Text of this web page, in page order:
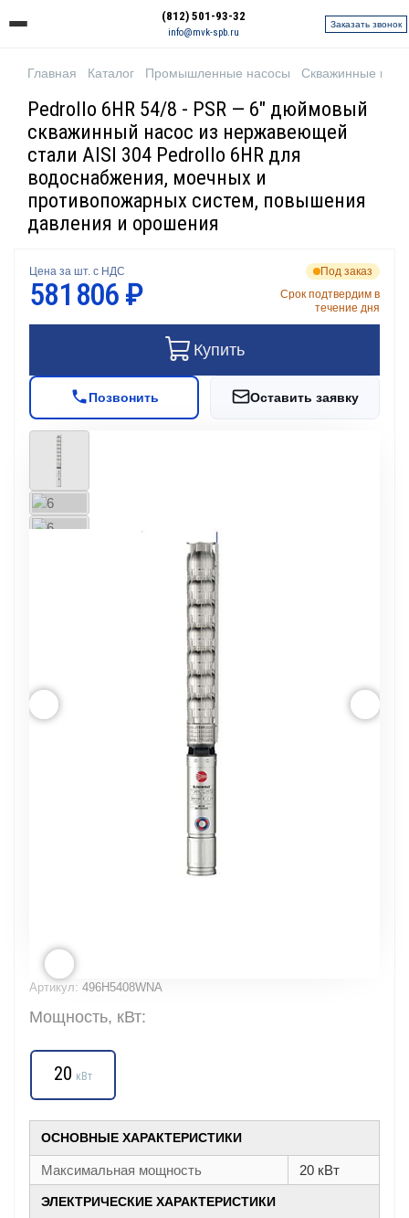
(812) 501-93-32
info@mvk-spb.ru
Заказать звонок
Главная Каталог Промышленные насосы Скважинные
Pedrollo 6HR 54/8 - PSR — 6" дюймовый
скважинный насос из нержавеющей
стали AISI 304 Pedrollo 6HR для
водоснабжения, моечных и
противопожарных систем, повышения
давления и орошения
Артикул: 496H5408WNA
Мощность, кВт:
20 кВт
ОСНОВНЫЕ ХАРАКТЕРИСТИКИ
Максимальная мощность 20 кВт
ЭЛЕКТРИЧЕСКИЕ ХАРАКТЕРИСТИКИ
Цена за шт. с НДС
581 806 ₽
Под заказ
Срок подтвердим в
течение дня
Купить
Позвонить Оставить заявку